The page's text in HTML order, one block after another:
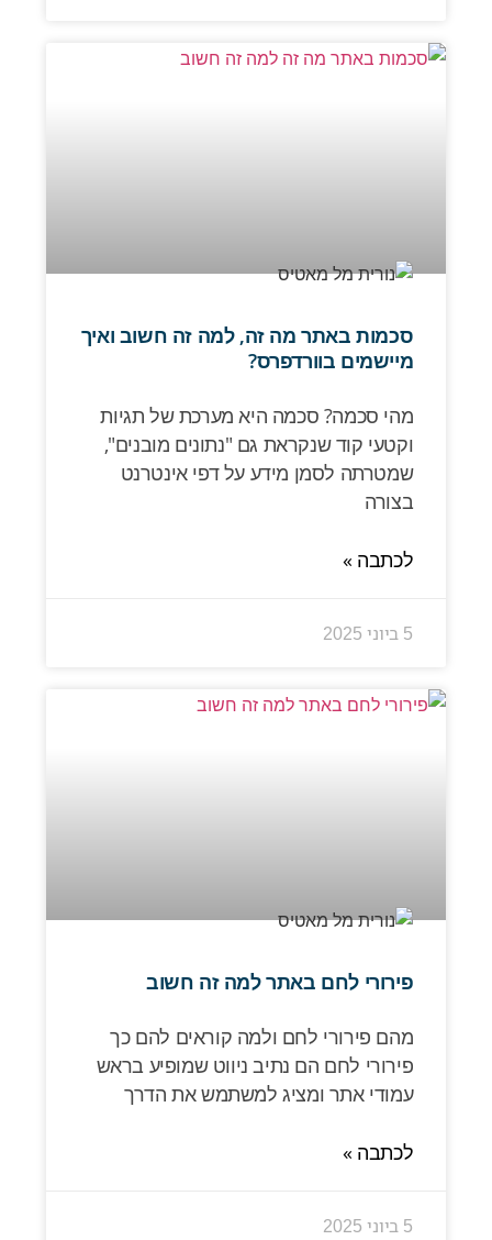
סכמות באתר מה זה, למה זה חשוב ואיך
מיישמים בוורדפרס?
מהי סכמה? סכמה היא מערכת של תגיות
וקטעי קוד שנקראת גם "נתונים מובנים",
שמטרתה לסמן מידע על דפי אינטרנט
בצורה
לכתבה »
5 ביוני 2025
פירורי לחם באתר למה זה חשוב
מהם פירורי לחם ולמה קוראים להם כך
פירורי לחם הם נתיב ניווט שמופיע בראש
עמודי אתר ומציג למשתמש את הדרך
לכתבה »
5 ביוני 2025